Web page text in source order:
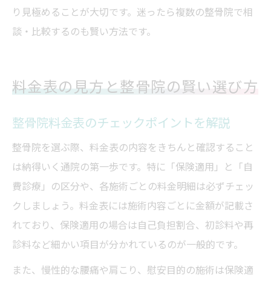
り見極めることが大切です。迷ったら複数の整骨院で相
談・比較するのも賢い方法です。
料金表の見方と整骨院の賢い選び方
整骨院料金表のチェックポイントを解説
整骨院を選ぶ際、料金表の内容をきちんと確認すること
は納得いく通院の第一歩です。特に「保険適用」と「自
費診療」の区分や、各施術ごとの料金明細は必ずチェッ
クしましょう。料金表には施術内容ごとに金額が記載さ
れており、保険適用の場合は自己負担割合、初診料や再
診料など細かい項目が分かれているのが一般的です。
また、慢性的な腰痛や肩こり、慰安目的の施術は保険適